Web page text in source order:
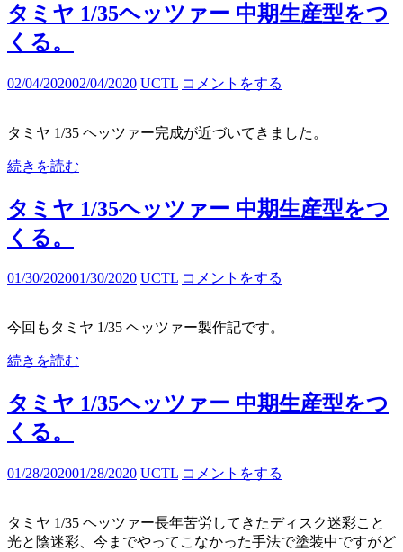
タミヤ 1/35ヘッツァー 中期生産型をつ
くる。
02/04/202002/04/2020 UCTL コメントをする
タミヤ 1/35 ヘッツァー完成が近づいてきました。
続きを読む
タミヤ 1/35ヘッツァー 中期生産型をつ
くる。
01/30/202001/30/2020 UCTL コメントをする
今回もタミヤ 1/35 ヘッツァー製作記です。
続きを読む
タミヤ 1/35ヘッツァー 中期生産型をつ
くる。
01/28/202001/28/2020 UCTL コメントをする
タミヤ 1/35 ヘッツァー長年苦労してきたディスク迷彩こと
光と陰迷彩、今までやってこなかった手法で塗装中ですがど